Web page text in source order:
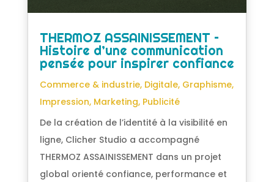
THERMOZ ASSAINISSEMENT –
Histoire d’une communication
pensée pour inspirer confiance
Commerce & industrie, Digitale, Graphisme,
Impression, Marketing, Publicité
De la création de l’identité à la visibilité en
ligne, Clicher Studio a accompagné
THERMOZ ASSAINISSEMENT dans un projet
global orienté confiance, performance et